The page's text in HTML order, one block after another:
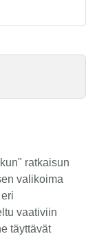
ratkaisun
valikoima
vaativiin
täyttävät